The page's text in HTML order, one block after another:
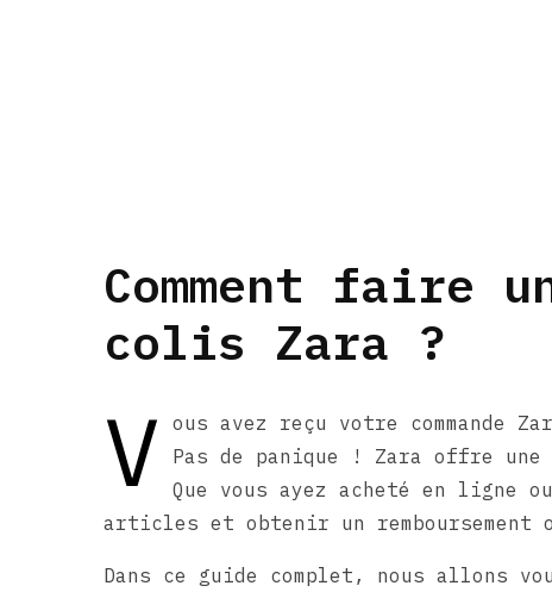
Comment faire
colis Zara ?
V
ous avez reçu votre commande
Pas de panique ! Zara offre
Que vous ayez acheté en ligne
articles et obtenir un remboursement
Dans ce guide complet, nous allons